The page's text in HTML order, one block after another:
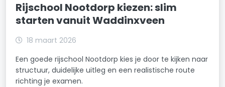
Rijschool Nootdorp kiezen: slim
starten vanuit Waddinxveen
18 maart 2026
Een goede rijschool Nootdorp kies je door te kijken naar
structuur, duidelijke uitleg en een realistische route
richting je examen.